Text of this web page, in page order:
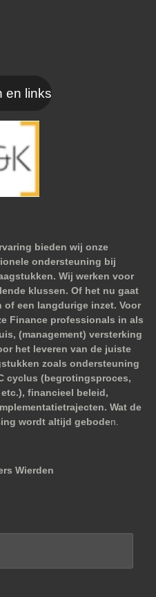
en links
bieden wij onze
ondersteuning bij
Wij werken voor
klussen. Of het nu gaat
een langdurige inzet. Voor
Finance professionals in als
(management) versterking
het leveren van de juiste
zoals ondersteuning
cyclus (begrotingsproces,
financieel beleid,
Wat de
wordt altijd geboden.
Wierden